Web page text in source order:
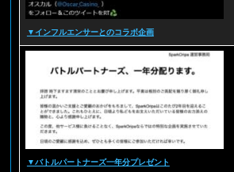
▼インフルエンサーとのコラボ企画
▼バトルパートナーズ一年分プレゼント